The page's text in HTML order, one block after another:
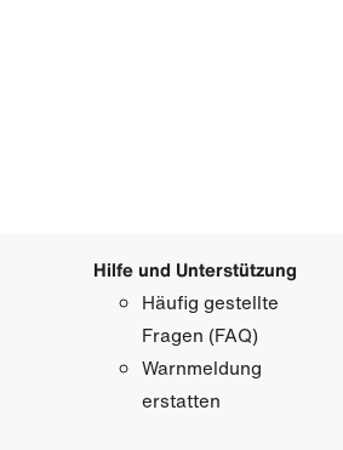
Hilfe und Unterstützung
Häufig gestellte
Fragen (FAQ)
Warnmeldung
erstatten